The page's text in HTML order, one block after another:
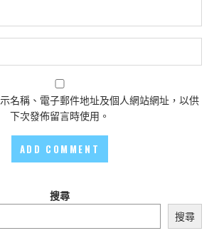
名稱、電子郵件地址及個人網站網址，以供
下次發佈留言時使用。
搜尋
搜尋